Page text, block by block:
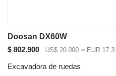
Doosan DX60W
$ 802.900
US$ 20.000 ≈ EUR
Excavadora de ruedas